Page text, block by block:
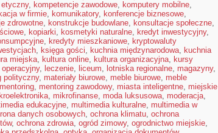
, kompetencje zawodowe, komputery mobilne,
w firmie, komunikatory, konferencje biznesowe,
zdrowotne, konstrukcje budowlane, konsultacje społeczne,
, kopiarki, kosmetyki naturalne, kredyt inwestycyjny,
, kredyty mieszkaniowe, kryptowaluty
, księga gości, kuchnia międzynarodowa, kuchnia
miejska, kultura online, kultura organizacyjna, kursy
operacyjny, leczenie, liceum, lotniska regionalne, magazyny,
polityczny, materiały biurowe, meble biurowe, meble
mentoring, mentoring zawodowy, miasta inteligentne, miejskie
, mikrofinanse, moda luksusowa, moderacja,
edukacyjne, multimedia kulturalne, multimedia w
danych osobowych, ochrona klimatu, ochrona
, ochrona zdrowia, ogród zimowy, ogrodnictwo miejskie,